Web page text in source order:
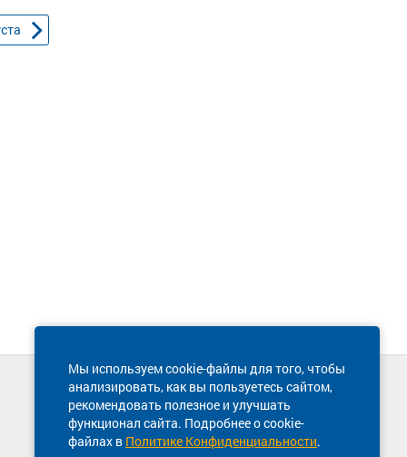
Мы используем cookie-файлы для того, чтобы
анализировать, как вы пользуетесь сайтом,
рекомендовать полезное и улучшать
функционал сайта. Подробнее о cookie-
файлах в Политике Конфиденциальности.
Техническая поддержка сайта
8 800 600-03-38